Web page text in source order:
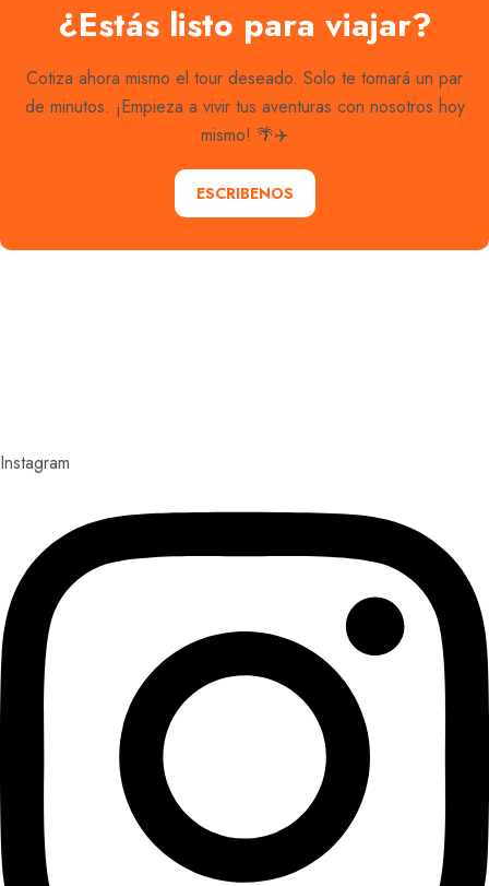
¿Estás listo para viajar?
Cotiza ahora mismo el tour deseado. Solo te tomará un par
de minutos. ¡Empieza a vivir tus aventuras con nosotros hoy
mismo! 🌴✈️
ESCRIBENOS
Instagram